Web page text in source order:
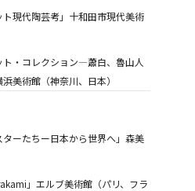
ト現代陶芸考」十和田市現代美術
ト・コレクション―蕭白、魯山人
美術館（神奈川、日本）
ターたちー日本から世界へ」森美
」エルブ美術館（パリ、フラ